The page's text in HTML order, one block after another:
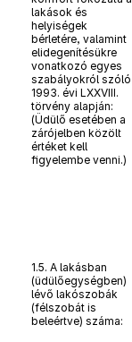
lakások és
helyiségek
bérletére, valamint
elidegenítésükre
vonatkozó egyes
szabályokról szóló
1993. évi LXXVIII.
törvény alapján:
(Üdülő esetében a
zárójelben közölt
értéket kell
figyelembe venni.)
1.5. A lakásban
(üdülőegységben)
lévő lakószobák
(félszobát is
beleértve) száma: